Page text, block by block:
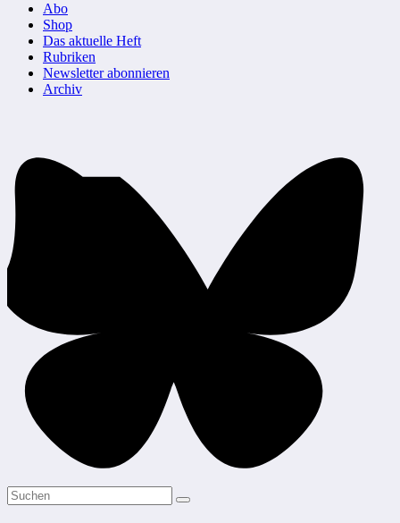
Abo
Shop
Das aktuelle Heft
Rubriken
Newsletter abonnieren
Archiv